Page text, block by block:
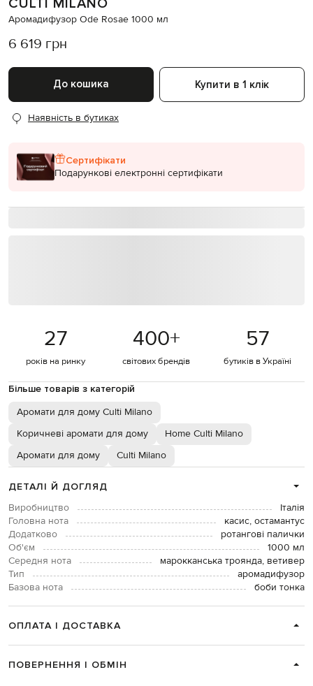
CULTI MILANO
Аромадифузор Ode Rosae 1000 мл
6 619 грн
До кошика Купити в 1 клік
Наявність в бутиках
Сертифікати
Подарункові електронні сертифікати
27
років на ринку
400+
світових брендів
57
бутиків в Україні
Більше товарів з категорій
Аромати для дому Culti Milano
Коричневі аромати для дому
Home Culti Milano
Аромати для дому
Culti Milano
ДЕТАЛІ Й ДОГЛЯД
Виробництво
Італія
Головна нота
касис, остамантус
Додатково
ротангові палички
Об'єм
1000 мл
Середня нота
марокканська троянда, ветивер
Тип
аромадифузор
Базова нота
боби тонка
ОПЛАТА І ДОСТАВКА
ПОВЕРНЕННЯ І ОБМІН